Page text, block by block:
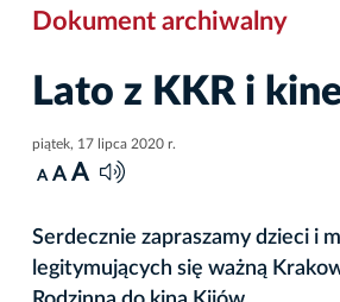
Dokument archiwalny
Lato z KKR i
piątek, 17 lipca 2020 r.
A A A
Serdecznie zapraszamy dzieci i
legitymujących się ważną